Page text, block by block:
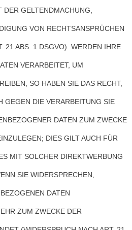
GELTENDMACHUNG,
VON RECHTSANSPRÜCHEN
21 ABS. 1 DSGVO). WERDEN IHRE
VERARBEITET, UM
SO HABEN SIE DAS RECHT,
GEGEN DIE VERARBEITUNG SIE
DATEN ZUM ZWECKE
DIES GILT AUCH FÜR
MIT SOLCHER DIREKTWERBUNG
SIE WIDERSPRECHEN,
DATEN
ZUM ZWECKE DER